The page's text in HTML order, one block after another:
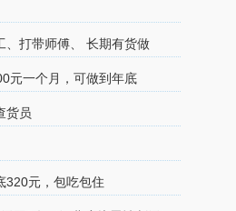
、打带师傅、 长期有货做
元一个月，可做到年底
货员
320元，包吃包住